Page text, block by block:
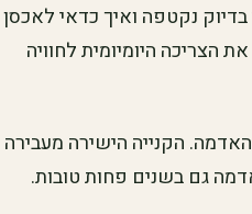
נקטפה ואיך כדאי לאכסן
היומיומית לחוויה
הקנייה הישירה מעבירה
גם בשנים פחות טובות.